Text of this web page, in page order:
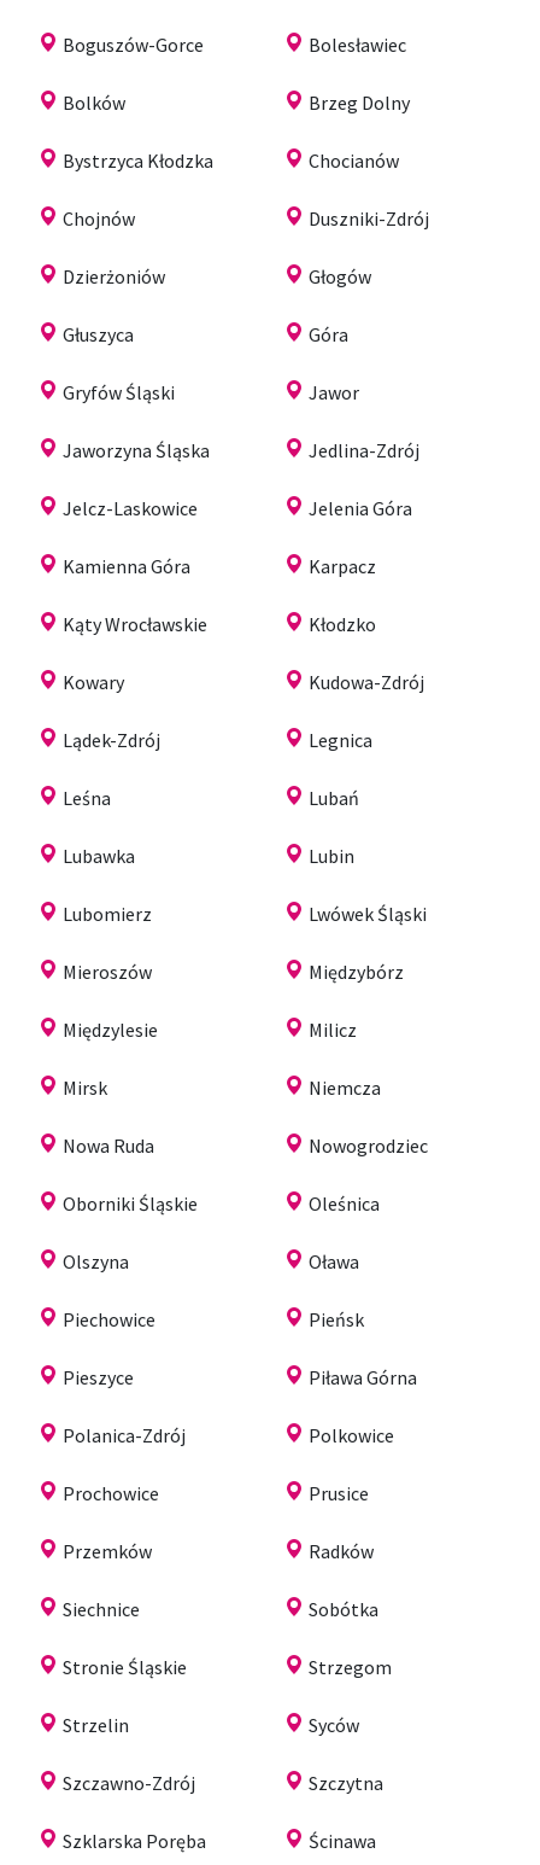
Boguszów-Gorce Bolesławiec
Bolków Brzeg Dolny
Bystrzyca Kłodzka Chocianów
Chojnów Duszniki-Zdrój
Dzierżoniów Głogów
Głuszyca Góra
Gryfów Śląski Jawor
Jaworzyna Śląska Jedlina-Zdrój
Jelcz-Laskowice Jelenia Góra
Kamienna Góra Karpacz
Kąty Wrocławskie Kłodzko
Kowary Kudowa-Zdrój
Lądek-Zdrój Legnica
Leśna Lubań
Lubawka Lubin
Lubomierz Lwówek Śląski
Mieroszów Międzybórz
Międzylesie Milicz
Mirsk Niemcza
Nowa Ruda Nowogrodziec
Oborniki Śląskie Oleśnica
Olszyna Oława
Piechowice Pieńsk
Pieszyce Piława Górna
Polanica-Zdrój Polkowice
Prochowice Prusice
Przemków Radków
Siechnice Sobótka
Stronie Śląskie Strzegom
Strzelin Syców
Szczawno-Zdrój Szczytna
Szklarska Poręba Ścinawa